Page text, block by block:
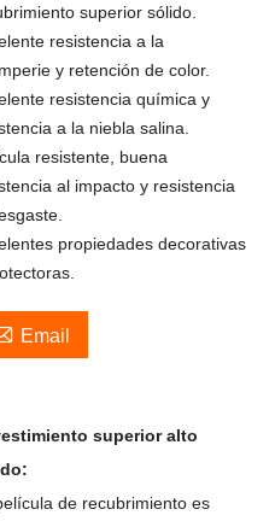
superior sólido.
resistencia a la
y retención de color.
resistencia química y
a la niebla salina.
resistente, buena
al impacto y resistencia
propiedades decorativas
Email
superior alto
de recubrimiento es